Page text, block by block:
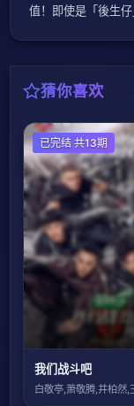
值！即使是「後生
猜你喜欢
大陆综艺
已完结 共13期
我们战斗吧
白敬亭,萧敬腾,井柏然,